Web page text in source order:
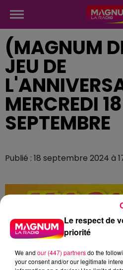
(MAGNUM
JEU DE
MERCREDI 18
SEPTEMBRE
Publié : 18 septembre 2024 à
Le respect de
priorité
We and our (447) partnersdo the
your consent and/or our legitimate